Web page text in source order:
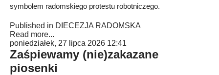
symbolem radomskiego protestu robotniczego.
Published in DIECEZJA RADOMSKA
Read more...
poniedziałek, 27 lipca 2026 12:41
Zaśpiewamy (nie)zakazane
piosenki